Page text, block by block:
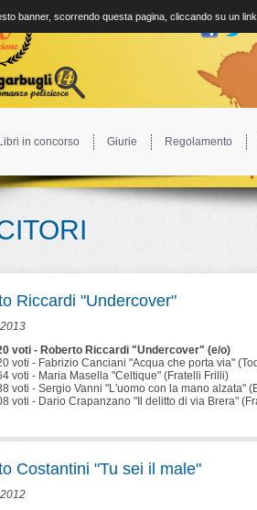
Libri in concorso Giurie Regolamento
Riccardi "Undercover"
voti - Roberto Riccardi "Undercover" (e/o)
voti - Fabrizio Canciani "Acqua che porta via"
voti - Maria Masella "Celtique" (Fratelli Frilli)
voti - Sergio Vanni "L'uomo con la mano alzata"
voti - Dario Crapanzano "Il delitto di via Brera"
Costantini "Tu sei il male"
banner, scorrendo questa pagina, cliccando su un